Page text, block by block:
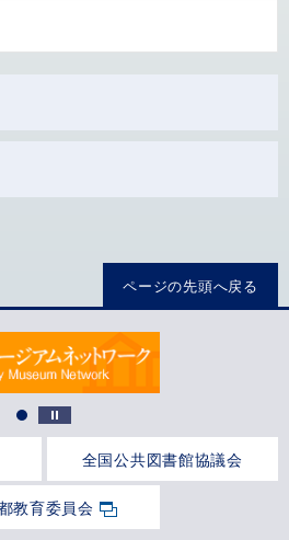
ページの先頭へ戻る
全国公共図書館協議会
教育委員会